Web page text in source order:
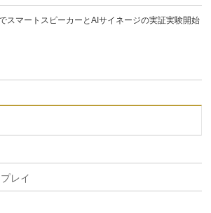
スマートスピーカーとAIサイネージの実証実験開始
レイ